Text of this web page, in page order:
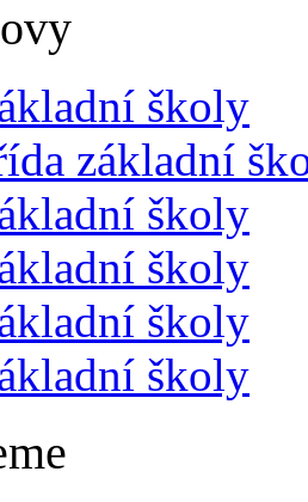
školy
základní
školy
školy
školy
školy